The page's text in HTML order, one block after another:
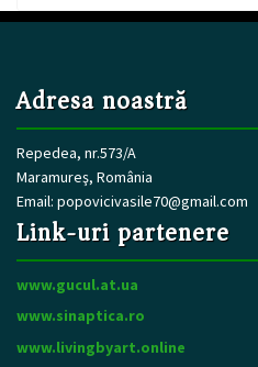
Adresa noastră
Repedea, nr.573/A
Maramureş, România
Email: popovicivasile70@gmail.com
Link-uri partenere
www.gucul.at.ua
www.sinaptica.ro
www.livingbyart.online